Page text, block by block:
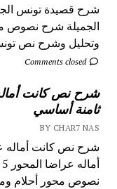
وتحليل وشرح نص
Comments closed
شرح نص كانت
ثامنة أساسي
BY CHAR7 NAS
شرح نص كانت أماله
نصوص محور أحلام